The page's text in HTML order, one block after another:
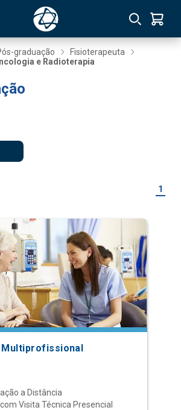
graduação
Fisioterapeuta
e Radioterapia
1
Multiprofissional
a Distância
Visita Técnica Presencial